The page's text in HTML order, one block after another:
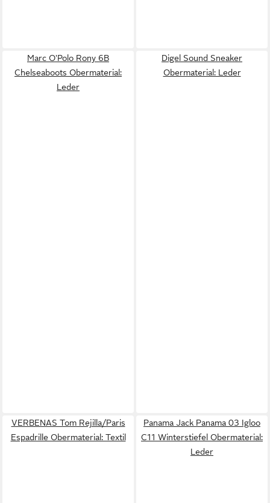
Marc O'Polo Rony 6B
Chelseaboots Obermaterial:
Leder
Digel Sound Sneaker
Obermaterial: Leder
VERBENAS Tom Rejilla/Paris
Espadrille Obermaterial: Textil
Panama Jack Panama 03 Igloo
C11 Winterstiefel Obermaterial:
Leder